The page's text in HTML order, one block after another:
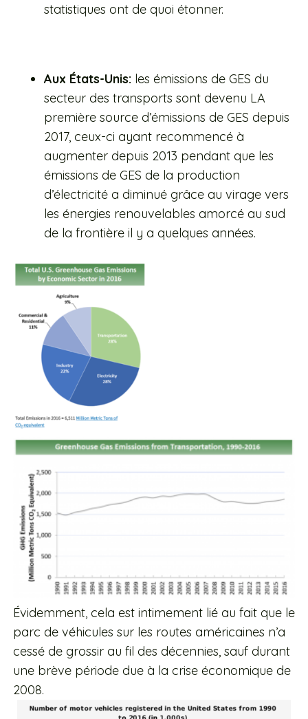
statistiques ont de quoi étonner.
Aux États-Unis: les émissions de GES du
secteur des transports sont devenu LA
première source d’émissions de GES depuis
2017, ceux-ci ayant recommencé à
augmenter depuis 2013 pendant que les
émissions de GES de la production
d’électricité a diminué grâce au virage vers
les énergies renouvelables amorcé au sud
de la frontière il y a quelques années.
Évidemment, cela est intimement lié au fait que le
parc de véhicules sur les routes américaines n’a
cessé de grossir au fil des décennies, sauf durant
une brève période due à la crise économique de
2008.